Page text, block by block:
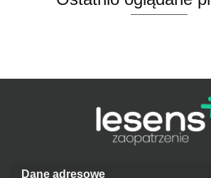
Dane adresowe